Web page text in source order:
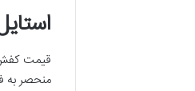
قیمت کفش
منحصر به